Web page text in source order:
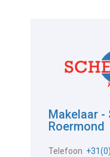
Makelaar -
Roermond
Telefoon